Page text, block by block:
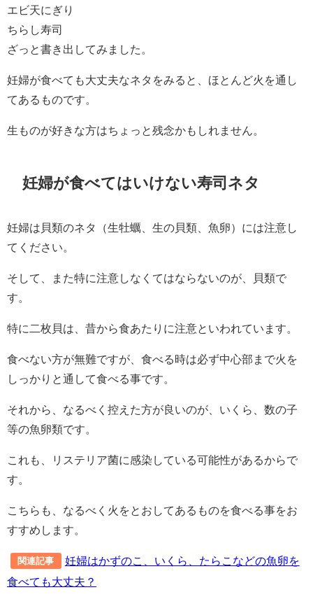
エビ天にぎり
ちらし寿司
ざっと書き出してみました。
妊婦が食べても大丈夫なネタをみると、ほとんど火を通し
てあるものです。
生ものが好きな方はちょっと残念かもしれません。
妊婦が食べてはいけない寿司ネタ
妊婦は貝類のネタ（生牡蠣、生の貝類、魚卵）には注意し
てください。
そして、また特に注意しなくてはならないのが、貝類で
す。
特に二枚貝は、昔から食あたりに注意といわれています。
食べない方が無難ですが、食べる時は必ず中心部まで火を
しっかりと通して食べる事です。
それから、なるべく控えた方が良いのが、いくら、数の子
等の魚卵類です。
これも、リステリア菌に感染している可能性があるからで
す。
こちらも、なるべく火をとおしてあるものを食べる事をお
すすめします。
関連記事
妊婦はかずのこ、いくら、たらこなどの魚卵を
食べても大丈夫？